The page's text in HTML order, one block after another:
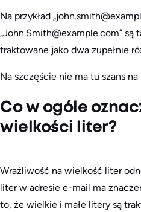
Na przykład
„John.Smith@example.com” są
traktowane jako dwa zupełnie
Na szczęście nie ma tu szans
Co w ogóle
wielkości liter?
Wrażliwość na wielkość liter
liter w adresie e-mail ma
to, że wielkie i małe litery są